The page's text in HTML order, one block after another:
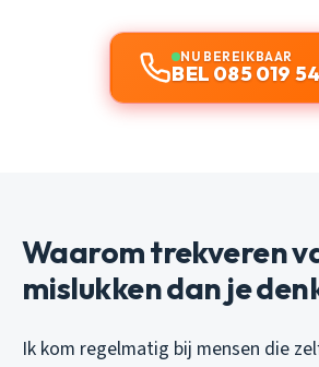
NU BEREIKBAAR
BEL 085 019
Waarom trekveren
mislukken dan je
Ik kom regelmatig bij mensen die